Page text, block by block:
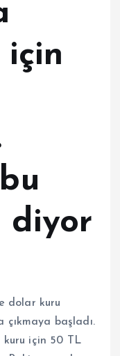
diyor
dolar kuru
başladı.
kuru için 50 TL